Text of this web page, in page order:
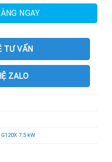
NGAY
TƯ VẤN
ZALO
G120X 7.5 kW